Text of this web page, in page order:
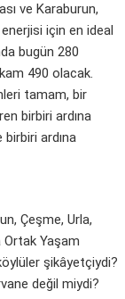
ve Karaburun,
için en ideal
bugün 280
490 olacak.
tamam, bir
birbiri ardına
birbiri ardına
Çeşme, Urla,
Ortak Yaşam
şikâyetçiydi?
değil miydi?